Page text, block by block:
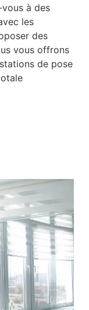
à des
les
des
vous offrons
de pose